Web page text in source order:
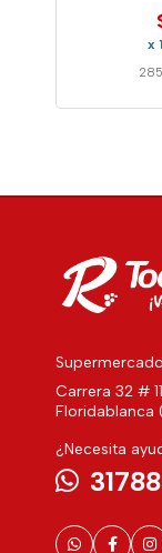
x
Carrera 32 #
Floridablanca
¿Necesita